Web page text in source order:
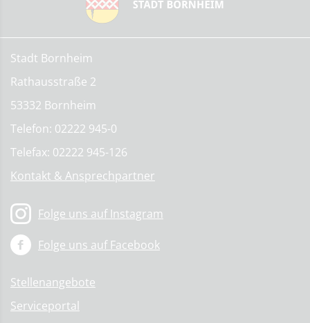
Stadt Bornheim
Rathausstraße 2
53332 Bornheim
Telefon: 02222 945-0
Telefax: 02222 945-126
Kontakt & Ansprechpartner
Folge uns auf Instagram
Folge uns auf Facebook
Stellenangebote
Serviceportal